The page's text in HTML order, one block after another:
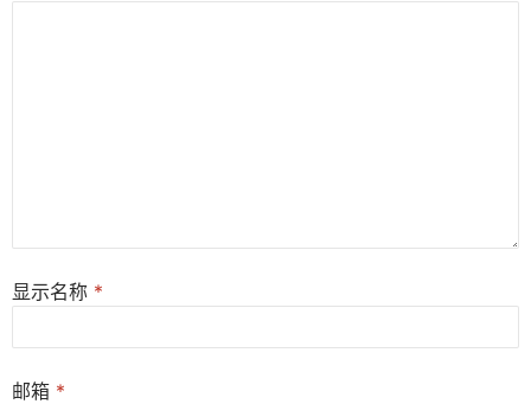
显示名称 *
邮箱 *